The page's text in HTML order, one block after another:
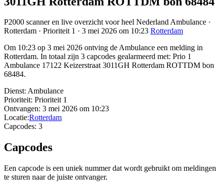
P2000 scanner en live overzicht voor heel Nederland Ambulance ·
Rotterdam · Prioriteit 1 · 3 mei 2026 om 10:23 Rotterdam
Om 10:23 op 3 mei 2026 ontving de Ambulance een melding in
Rotterdam. In totaal zijn 3 capcodes gealarmeerd met: Prio 1
Ambulance 17122 Keizerstraat 3011GH Rotterdam ROTTDM bon
68484.
Dienst: Ambulance
Prioriteit: Prioriteit 1
Ontvangen: 3 mei 2026 om 10:23
Locatie:Rotterdam
Capcodes: 3
Capcodes
Een capcode is een uniek nummer dat wordt gebruikt om meldingen
te sturen naar de juiste ontvanger.